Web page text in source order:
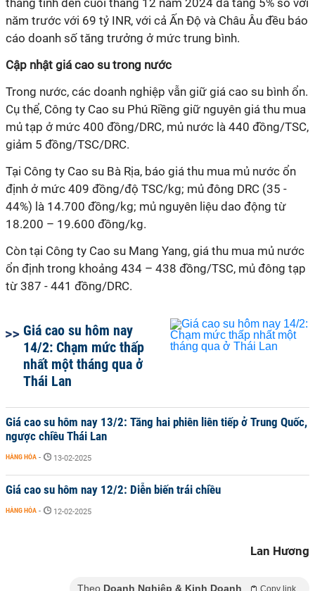
tháng tính đến cuối tháng 12 năm 2024 đã tăng 5% so với
năm trước với 69 tỷ INR, với cả Ấn Độ và Châu Âu đều báo
cáo doanh số tăng trưởng ở mức trung bình.
Cập nhật giá cao su trong nước
Trong nước, các doanh nghiệp vẫn giữ giá cao su bình ổn.
Cụ thể, Công ty Cao su Phú Riềng giữ nguyên giá thu mua
mủ tạp ở mức 400 đồng/DRC, mủ nước là 440 đồng/TSC,
giảm 5 đồng/TSC/DRC.
Tại Công ty Cao su Bà Rịa, báo giá thu mua mủ nước ổn
định ở mức 409 đồng/độ TSC/kg; mủ đông DRC (35 -
44%) là 14.700 đồng/kg; mủ nguyên liệu dao động từ
18.200 – 19.600 đồng/kg.
Còn tại Công ty Cao su Mang Yang, giá thu mua mủ nước
ổn định trong khoảng 434 – 438 đồng/TSC, mủ đông tạp
từ 387 - 441 đồng/DRC.
Giá cao su hôm nay
14/2: Chạm mức thấp
nhất một tháng qua ở
Thái Lan
Giá cao su hôm nay 13/2: Tăng hai phiên liên tiếp ở Trung Quốc,
ngược chiều Thái Lan
HÀNG HÓA - 13-02-2025
Giá cao su hôm nay 12/2: Diễn biến trái chiều
HÀNG HÓA - 12-02-2025
Lan Hương
Theo Doanh Nghiệp & Kinh Doanh Copy link